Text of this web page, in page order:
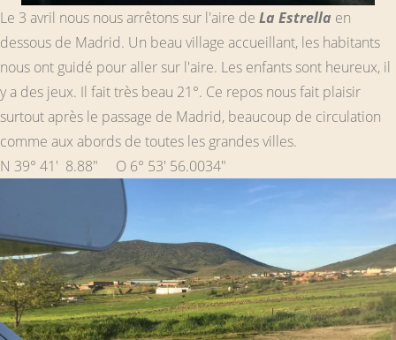
Le 3 avril nous nous arrêtons sur l'aire de La Estrella en
dessous de Madrid. Un beau village accueillant, les habitants
nous ont guidé pour aller sur l'aire. Les enfants sont heureux, il
y a des jeux. Il fait très beau 21°. Ce repos nous fait plaisir
surtout après le passage de Madrid, beaucoup de circulation
comme aux abords de toutes les grandes villes.
N 39° 41' 8.88" O 6° 53' 56.0034"